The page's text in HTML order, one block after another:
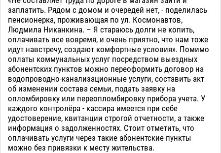
заплатить. Рядом с домом и очередей нет, - поделилась
пенсионерка, проживающая по ул. Космонавтов,
Людмила Никанкина. – Я стараюсь долги не копить,
оплачивать все вовремя, и очень приятно, что нам тоже
идут навстречу, создают комфортные условия». Помимо
оплаты коммунальных услуг посредством выездных
абонентских пунктов можно переоформить договор на
водопроводно-канализационные услуги, составить акт
об изменении состава семьи, подать заявку на
опломбировку или переопломбировку прибора учета. У
каждого контролёра - кассира имеется при себе
удостоверение, квитанции строгой отчетности, а также
информация о задолженностях. Стоит отметить, что
оплачивать услуги через такие абонентские пункты
можно без привязки к месту жительства.